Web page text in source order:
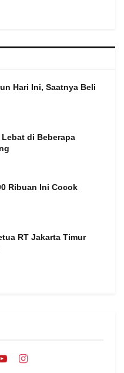
Hari Ini, Saatnya Beli
di Beberapa
Ribuan Ini Cocok
RT Jakarta Timur